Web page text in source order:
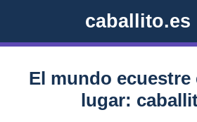
caballito.es
El mundo ecuestre
lugar: